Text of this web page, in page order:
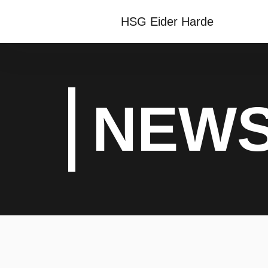
HSG Eider Harde